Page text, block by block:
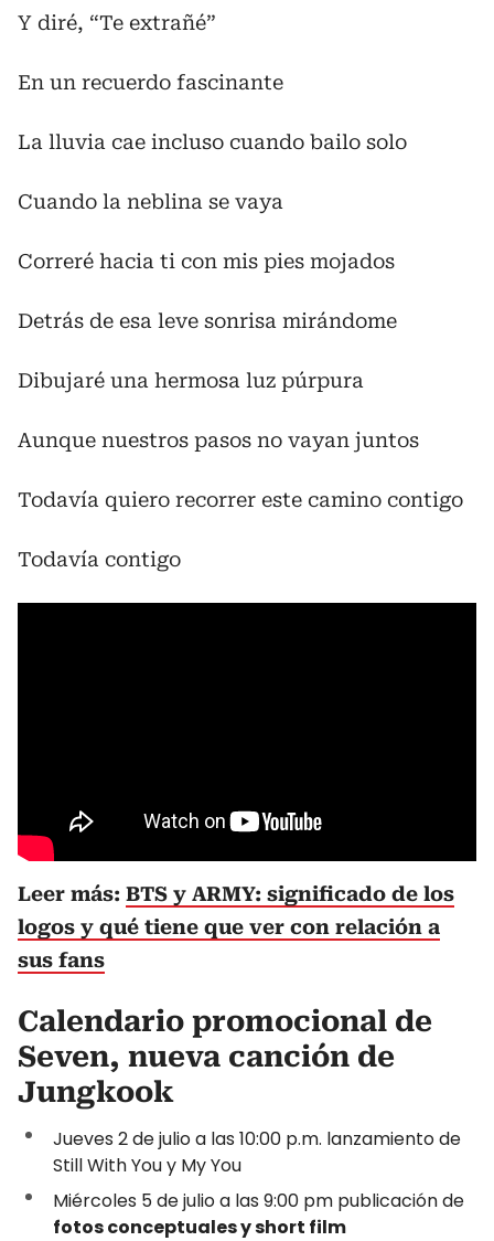
Y diré, “Te extrañé”
En un recuerdo fascinante
La lluvia cae incluso cuando bailo solo
Cuando la neblina se vaya
Correré hacia ti con mis pies mojados
Detrás de esa leve sonrisa mirándome
Dibujaré una hermosa luz púrpura
Aunque nuestros pasos no vayan juntos
Todavía quiero recorrer este camino contigo
Todavía contigo
Leer más: BTS y ARMY: significado de los
logos y qué tiene que ver con relación a
sus fans
Calendario promocional de
Seven, nueva canción de
Jungkook
Jueves 2 de julio a las 10:00 p.m. lanzamiento de
Still With You y My You
Miércoles 5 de julio a las 9:00 pm publicación de
fotos conceptuales y short film